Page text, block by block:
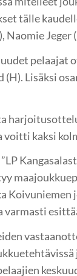
tälle
Naomie
pelaajat
(H). Lisäksi
voitti kaksi
”LP
varmasti